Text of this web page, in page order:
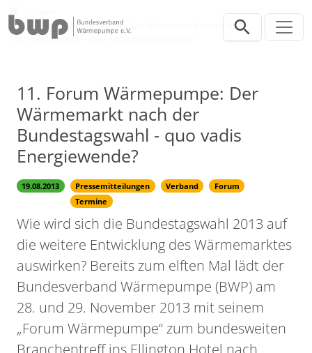
11. Forum Wärmepumpe: Der Wärmemarkt nach der
Bundestagswahl - quo vadis Energiewende?
11. Forum Wärmepumpe: Der
Wärmemarkt nach der
Bundestagswahl - quo vadis
Energiewende?
19.08.2013 Pressemitteilungen Verband
Forum
Termine
Wie wird sich die Bundestagswahl 2013 auf
die weitere Entwicklung des Wärmemarktes
auswirken? Bereits zum elften Mal lädt der
Bundesverband Wärmepumpe (BWP) am
28. und 29. November 2013 mit seinem
„Forum Wärmepumpe“ zum bundesweiten